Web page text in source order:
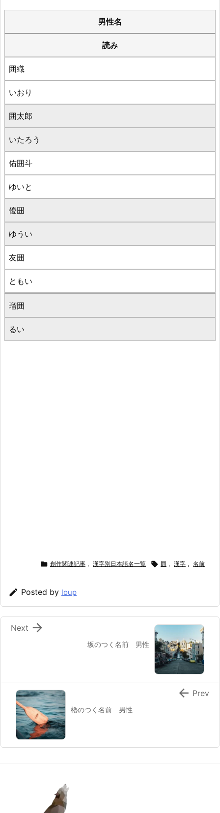
男性名
読み
囲織
いおり
囲太郎
いたろう
佑囲斗
ゆいと
優囲
ゆうい
友囲
ともい
瑠囲
るい
 創作関連記事 , 漢字別日本語名一覧  囲 , 漢字 , 名前
 Posted by loup
坂のつく名前 男性

Next
櫓のつく名前 男性
 Prev